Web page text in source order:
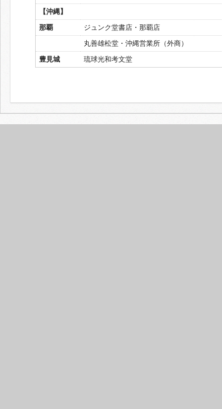
【沖縄】
那覇
ジュンク堂書店・那覇店
丸善雄松堂・沖縄営業所（外商）
豊見城
琉球光和考文堂